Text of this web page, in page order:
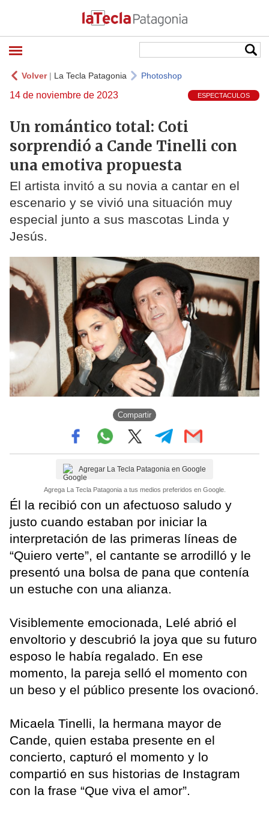
Volver| La Tecla Patagonia Photoshop
14 de noviembre de 2023 ESPECTACULOS
Un romántico total: Coti
sorprendió a Cande Tinelli con
una emotiva propuesta
El artista invitó a su novia a cantar en el
escenario y se vivió una situación muy
especial junto a sus mascotas Linda y
Jesús.
Compartir
Agregar La Tecla Patagonia en Google
Agrega La Tecla Patagonia a tus medios preferidos en Google.
Él la recibió con un afectuoso saludo y
justo cuando estaban por iniciar la
interpretación de las primeras líneas de
“Quiero verte”, el cantante se arrodilló y le
presentó una bolsa de pana que contenía
un estuche con una alianza.
Visiblemente emocionada, Lelé abrió el
envoltorio y descubrió la joya que su futuro
esposo le había regalado. En ese
momento, la pareja selló el momento con
un beso y el público presente los ovacionó.
Micaela Tinelli, la hermana mayor de
Cande, quien estaba presente en el
concierto, capturó el momento y lo
compartió en sus historias de Instagram
con la frase “Que viva el amor”.